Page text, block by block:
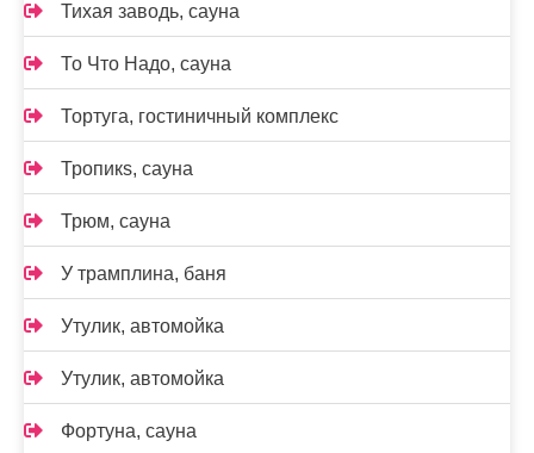
Тихая заводь, сауна
То Что Надо, сауна
Тортуга, гостиничный комплекс
Тропикs, сауна
Трюм, сауна
У трамплина, баня
Утулик, автомойка
Утулик, автомойка
Фортуна, сауна